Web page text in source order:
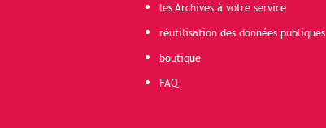
les Archives à votre service
réutilisation des données publiques
boutique
FAQ